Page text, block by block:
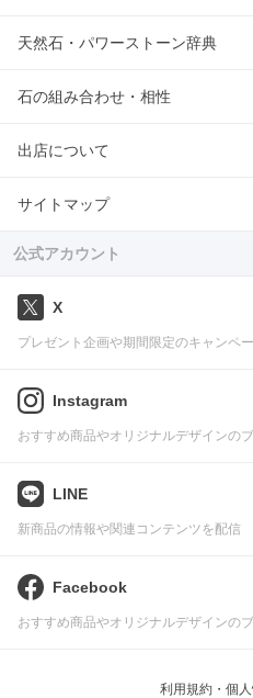
天然石・パワーストーン辞典
石の組み合わせ・相性
出店について
サイトマップ
公式アカウント
X
プレゼント企画や期間限定のキャンペ
Instagram
おすすめ商品やオリジナルデザインの
LINE
新商品の情報や関連コンテンツを配信
Facebook
おすすめ商品やオリジナルデザインの
利用規約・個